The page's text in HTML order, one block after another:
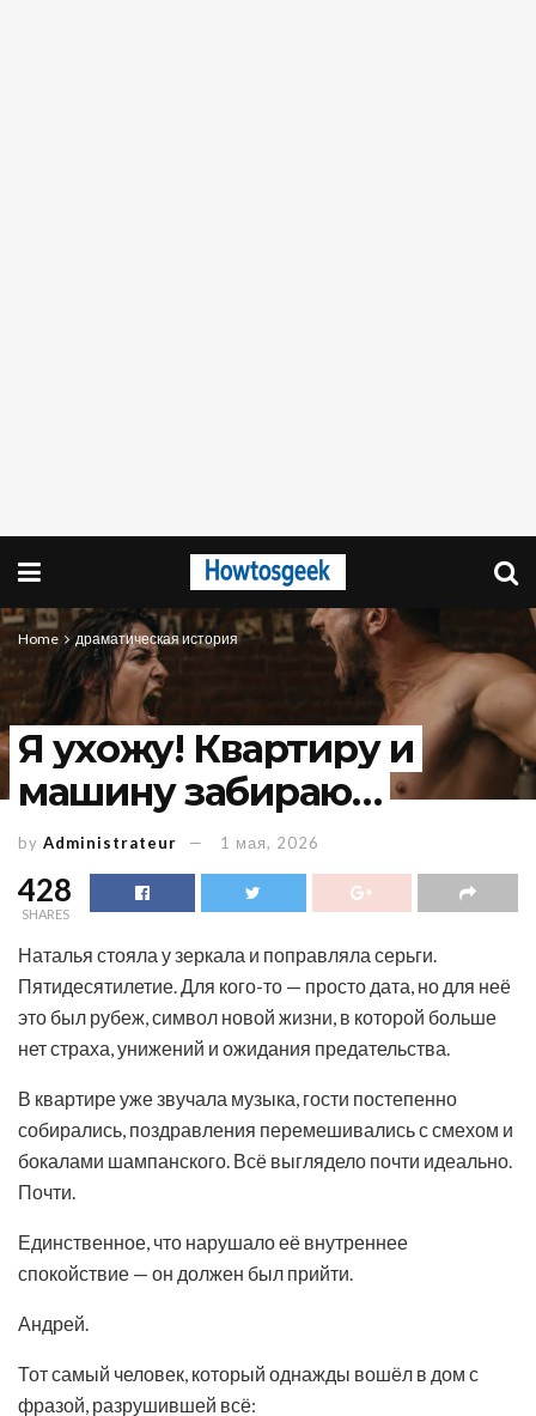
Home драматическая история
Я ухожу! Квартиру и
машину забираю…
by Administrateur 1 мая, 2026
428
SHARES
Наталья стояла у зеркала и поправляла серьги.
Пятидесятилетие. Для кого-то — просто дата, но для неё
это был рубеж, символ новой жизни, в которой больше
нет страха, унижений и ожидания предательства.
В квартире уже звучала музыка, гости постепенно
собирались, поздравления перемешивались с смехом и
бокалами шампанского. Всё выглядело почти идеально.
Почти.
Единственное, что нарушало её внутреннее
спокойствие — он должен был прийти.
Андрей.
Тот самый человек, который однажды вошёл в дом с
фразой, разрушившей всё: